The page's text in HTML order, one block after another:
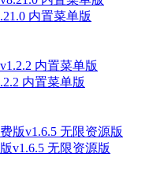
内置菜单版
内置菜单版
v1.6.5 无限资源版